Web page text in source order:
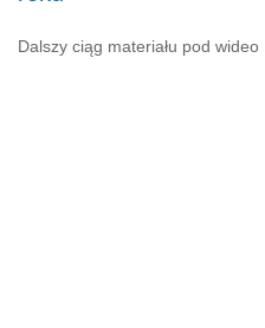
Dalszy ciąg materiału pod wideo